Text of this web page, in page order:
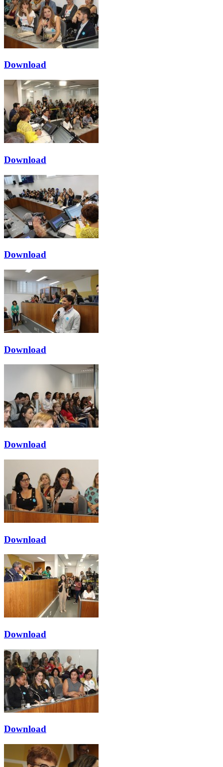
Download
Download
Download
Download
Download
Download
Download
Download